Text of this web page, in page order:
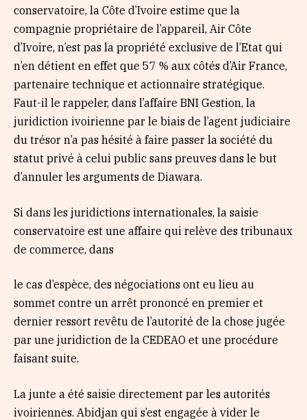
conservatoire, la Côte d’Ivoire estime que la
compagnie propriétaire de l’appareil, Air Côte
d’Ivoire, n’est pas la propriété exclusive de l’Etat qui
n’en détient en effet que 57 % aux côtés d’Air France,
partenaire technique et actionnaire stratégique.
Faut-il le rappeler, dans l’affaire BNI Gestion, la
juridiction ivoirienne par le biais de l’agent judiciaire
du trésor n’a pas hésité à faire passer la société du
statut privé à celui public sans preuves dans le but
d’annuler les arguments de Diawara.
Si dans les juridictions internationales, la saisie
conservatoire est une affaire qui relève des tribunaux
de commerce, dans
le cas d’espèce, des négociations ont eu lieu au
sommet contre un arrêt prononcé en premier et
dernier ressort revêtu de l’autorité de la chose jugée
par une juridiction de la CEDEAO et une procédure
faisant suite.
La junte a été saisie directement par les autorités
ivoiriennes. Abidjan qui s’est engagée à vider le